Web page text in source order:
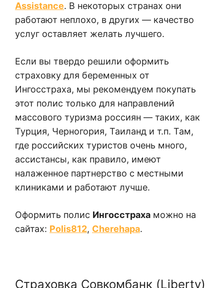
Assistance. В некоторых странах они
работают неплохо, в других — качество
услуг оставляет желать лучшего.
Если вы твердо решили оформить
страховку для беременных от
Ингосстраха, мы рекомендуем покупать
этот полис только для направлений
массового туризма россиян — таких, как
Турция, Черногория, Таиланд и т.п. Там,
где российских туристов очень много,
ассистансы, как правило, имеют
налаженное партнерство с местными
клиниками и работают лучше.
Оформить полис Ингосстраха можно на
сайтах: Polis812, Cherehapa.
Страховка Совкомбанк (Liberty)